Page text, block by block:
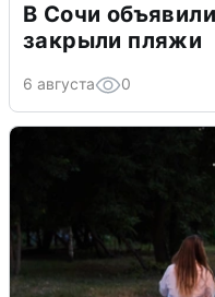
В Сочи
закрыли пляжи
6 августа 0